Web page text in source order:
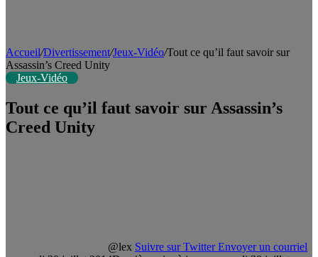
Accueil/Divertissement/Jeux-Vidéo/Tout ce qu’il faut savoir sur
Assassin’s Creed Unity
Jeux-Vidéo
Tout ce qu’il faut savoir sur Assassin’s
Creed Unity
@lex Suivre sur Twitter Envoyer un courriel